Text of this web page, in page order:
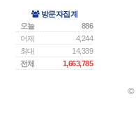
방문자집계
오늘
886
어제
4,244
최대
14,339
전체
1,663,785
©